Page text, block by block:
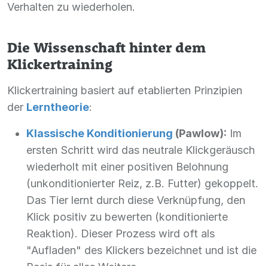
Verhalten zu wiederholen.
Die Wissenschaft hinter dem
Klickertraining
Klickertraining basiert auf etablierten Prinzipien
der Lerntheorie:
Klassische Konditionierung (Pawlow): Im
ersten Schritt wird das neutrale Klickgeräusch
wiederholt mit einer positiven Belohnung
(unkonditionierter Reiz, z.B. Futter) gekoppelt.
Das Tier lernt durch diese Verknüpfung, den
Klick positiv zu bewerten (konditionierte
Reaktion). Dieser Prozess wird oft als
"Aufladen" des Klickers bezeichnet und ist die